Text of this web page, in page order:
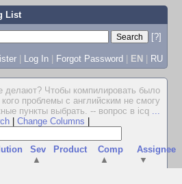
List
[?]
| Log In | Forgot Password | EN | RU
делают? Чтобы компилировать было
проблемы с английским не смогу
пункты выбрать. -- вопрос в icq ...
Change Columns
Sev
▲
Product
Comp
▲
Assignee
▼